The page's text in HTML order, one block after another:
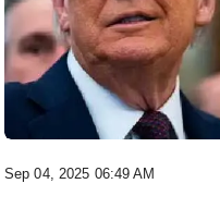
Sep 04, 2025 06:49 AM